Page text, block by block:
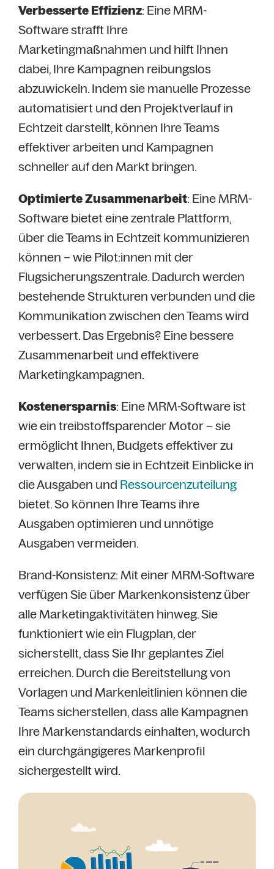
Verbesserte Effizienz: Eine MRM-
Software strafft Ihre
Marketingmaßnahmen und hilft Ihnen
dabei, Ihre Kampagnen reibungslos
abzuwickeln. Indem sie manuelle Prozesse
automatisiert und den Projektverlauf in
Echtzeit darstellt, können Ihre Teams
effektiver arbeiten und Kampagnen
schneller auf den Markt bringen.
Optimierte Zusammenarbeit: Eine MRM-
Software bietet eine zentrale Plattform,
über die Teams in Echtzeit kommunizieren
können – wie Pilot:innen mit der
Flugsicherungszentrale. Dadurch werden
bestehende Strukturen verbunden und die
Kommunikation zwischen den Teams wird
verbessert. Das Ergebnis? Eine bessere
Zusammenarbeit und effektivere
Marketingkampagnen.
Kostenersparnis: Eine MRM-Software ist
wie ein treibstoffsparender Motor – sie
ermöglicht Ihnen, Budgets effektiver zu
verwalten, indem sie in Echtzeit Einblicke in
die Ausgaben und Ressourcenzuteilung
bietet. So können Ihre Teams ihre
Ausgaben optimieren und unnötige
Ausgaben vermeiden.
Brand-Konsistenz: Mit einer MRM-Software
verfügen Sie über Markenkonsistenz über
alle Marketingaktivitäten hinweg. Sie
funktioniert wie ein Flugplan, der
sicherstellt, dass Sie Ihr geplantes Ziel
erreichen. Durch die Bereitstellung von
Vorlagen und Markenleitlinien können die
Teams sicherstellen, dass alle Kampagnen
Ihre Markenstandards einhalten, wodurch
ein durchgängigeres Markenprofil
sichergestellt wird.